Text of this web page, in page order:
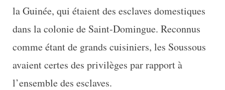
la Guinée, qui étaient des esclaves domestiques
dans la colonie de Saint-Domingue. Reconnus
comme étant de grands cuisiniers, les Soussous
avaient certes des privilèges par rapport à
l’ensemble des esclaves.